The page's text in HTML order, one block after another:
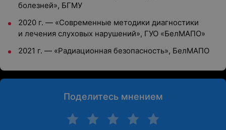
болезней», БГМУ
2020 г. — «Современные методики диагностики
и лечения слуховых нарушений», ГУО «БелМАПО»
2021 г. — «Радиационная безопасность», БелМАПО
Поделитесь мнением